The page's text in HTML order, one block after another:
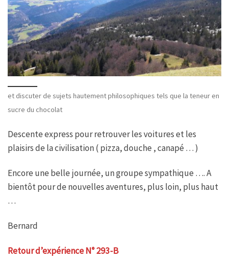
et discuter de sujets hautement philosophiques tels que la teneur en
sucre du chocolat
Descente express pour retrouver les voitures et les
plaisirs de la civilisation ( pizza, douche , canapé … )
Encore une belle journée, un groupe sympathique …. A
bientôt pour de nouvelles aventures, plus loin, plus haut
…
Bernard
Retour d’expérience N° 293-B